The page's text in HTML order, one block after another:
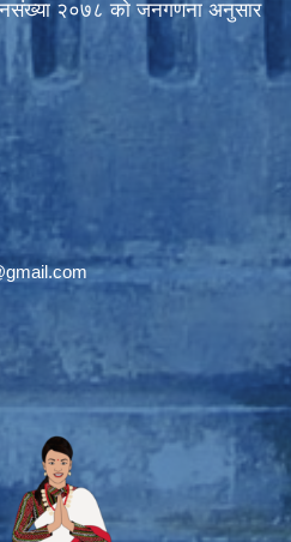
२०७८ काे जनगणना अनुसार